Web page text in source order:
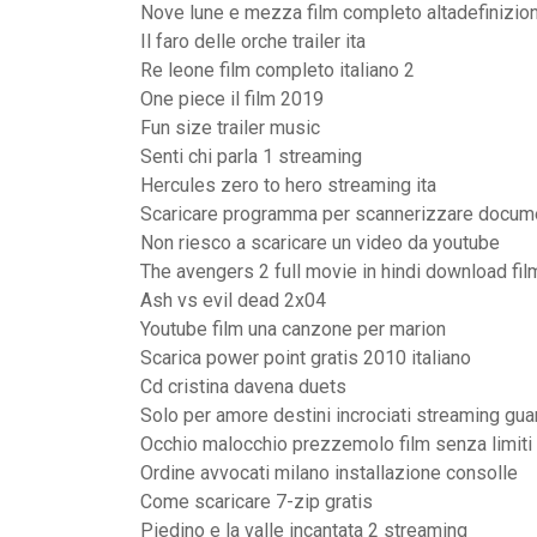
Nove lune e mezza film completo
Il faro delle orche trailer ita
Re leone film completo italiano 2
One piece il film 2019
Fun size trailer music
Senti chi parla 1 streaming
Hercules zero to hero streaming ita
Scaricare programma per scannerizzare
Non riesco a scaricare un video da youtube
The avengers 2 full movie in hindi download
Ash vs evil dead 2x04
Youtube film una canzone per marion
Scarica power point gratis 2010 italiano
Cd cristina davena duets
Solo per amore destini incrociati streaming
Occhio malocchio prezzemolo film senza limiti
Ordine avvocati milano installazione consolle
Come scaricare 7-zip gratis
Piedino e la valle incantata 2 streaming